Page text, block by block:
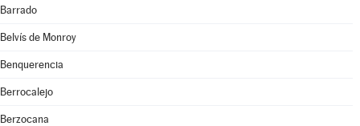
Barrado
Belvís de Monroy
Benquerencia
Berrocalejo
Berzocana